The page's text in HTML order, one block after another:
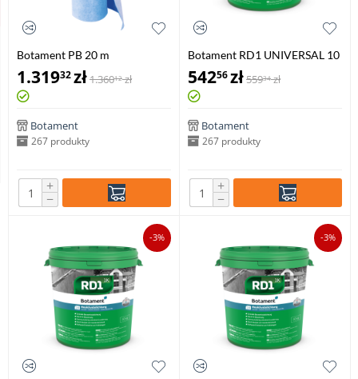
Botament PB 20 m
1.31932zł1.36012 zł
Botament
267 produkty
+
−
Botament RD1 UNIVERSAL 10
kg
54256zł55934 zł
Botament
267 produkty
+
−
-3% -3%